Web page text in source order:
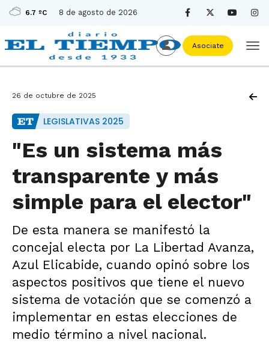
6.7 ºC 8 de agosto de 2026
Asociate
26 de octubre de 2025
LEGISLATIVAS 2025
"Es un sistema más
transparente y más
simple para el elector"
De esta manera se manifestó la
concejal electa por La Libertad Avanza,
Azul Elicabide, cuando opinó sobre los
aspectos positivos que tiene el nuevo
sistema de votación que se comenzó a
implementar en estas elecciones de
medio término a nivel nacional.